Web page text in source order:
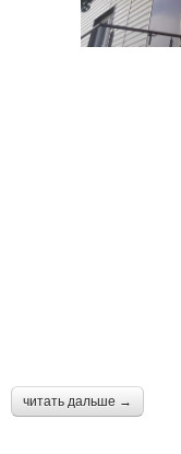
читать дальше →